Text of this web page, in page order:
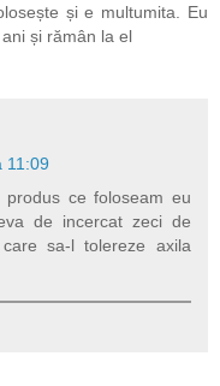
și e multumita. Eu
și rămân la el
11:09
ce foloseam eu
de incercat zeci de
sa-l tolereze axila